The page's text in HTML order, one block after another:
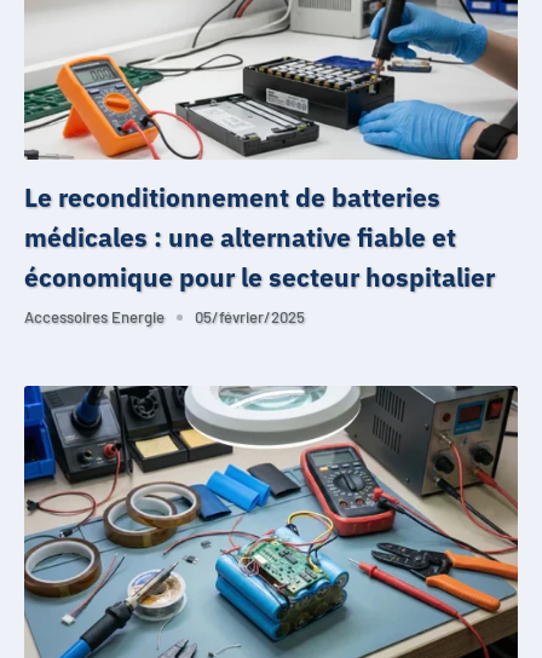
Le reconditionnement de batteries
médicales : une alternative fiable et
économique pour le secteur hospitalier
Accessoires Energie 05/février/2025